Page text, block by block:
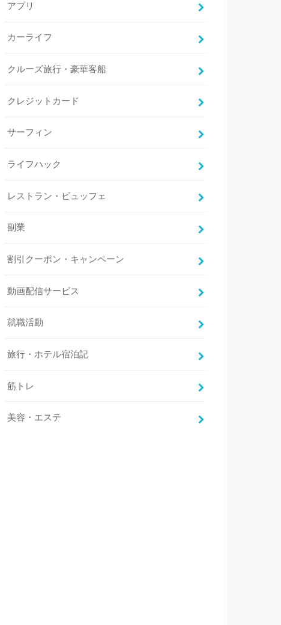
アプリ
カーライフ
クルーズ旅行・豪華客船
クレジットカード
サーフィン
ライフハック
レストラン・ビュッフェ
副業
割引クーポン・キャンペーン
動画配信サービス
就職活動
旅行・ホテル宿泊記
筋トレ
美容・エステ